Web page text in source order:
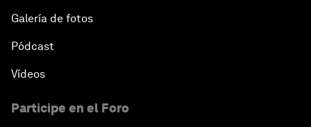
Galería de fotos
Pódcast
Vídeos
Participe en el Foro